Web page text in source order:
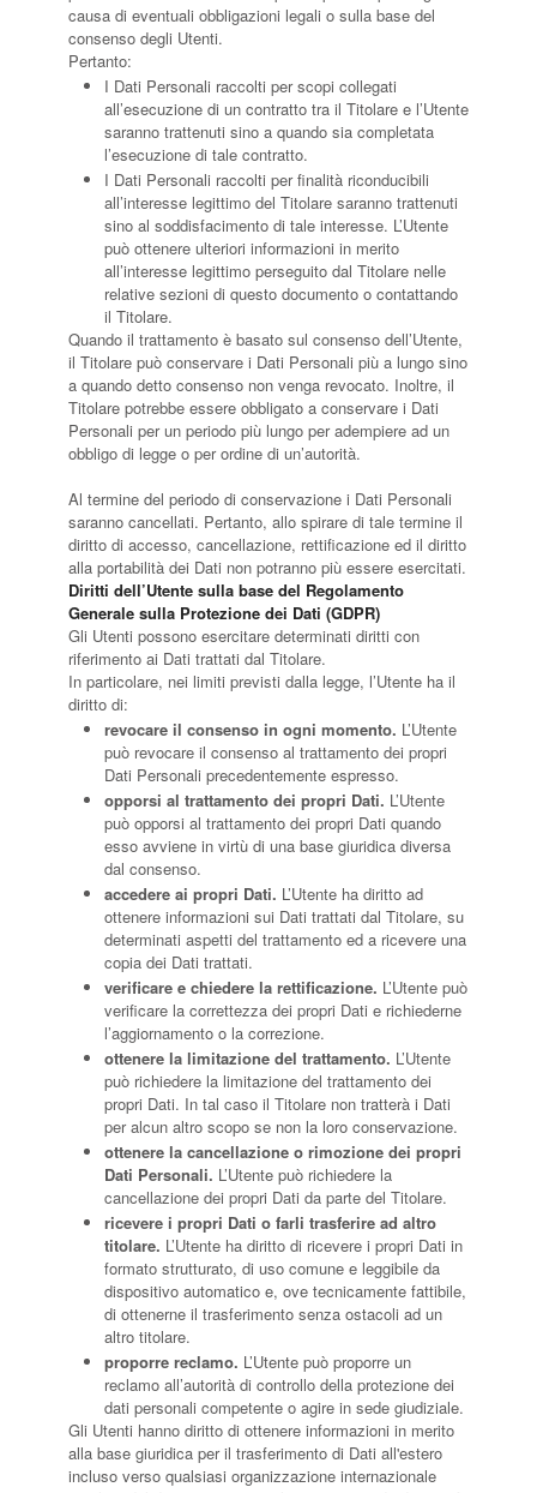
causa di eventuali obbligazioni legali o sulla base del
consenso degli Utenti.
Pertanto:
I Dati Personali raccolti per scopi collegati
all’esecuzione di un contratto tra il Titolare e l’Utente
saranno trattenuti sino a quando sia completata
l’esecuzione di tale contratto.
I Dati Personali raccolti per finalità riconducibili
all’interesse legittimo del Titolare saranno trattenuti
sino al soddisfacimento di tale interesse. L’Utente
può ottenere ulteriori informazioni in merito
all’interesse legittimo perseguito dal Titolare nelle
relative sezioni di questo documento o contattando
il Titolare.
Quando il trattamento è basato sul consenso dell’Utente,
il Titolare può conservare i Dati Personali più a lungo sino
a quando detto consenso non venga revocato. Inoltre, il
Titolare potrebbe essere obbligato a conservare i Dati
Personali per un periodo più lungo per adempiere ad un
obbligo di legge o per ordine di un’autorità.
Al termine del periodo di conservazione i Dati Personali
saranno cancellati. Pertanto, allo spirare di tale termine il
diritto di accesso, cancellazione, rettificazione ed il diritto
alla portabilità dei Dati non potranno più essere esercitati.
Diritti dell’Utente sulla base del Regolamento
Generale sulla Protezione dei Dati (GDPR)
Gli Utenti possono esercitare determinati diritti con
riferimento ai Dati trattati dal Titolare.
In particolare, nei limiti previsti dalla legge, l’Utente ha il
diritto di:
revocare il consenso in ogni momento. L’Utente
può revocare il consenso al trattamento dei propri
Dati Personali precedentemente espresso.
opporsi al trattamento dei propri Dati. L’Utente
può opporsi al trattamento dei propri Dati quando
esso avviene in virtù di una base giuridica diversa
dal consenso.
accedere ai propri Dati. L’Utente ha diritto ad
ottenere informazioni sui Dati trattati dal Titolare, su
determinati aspetti del trattamento ed a ricevere una
copia dei Dati trattati.
verificare e chiedere la rettificazione. L’Utente può
verificare la correttezza dei propri Dati e richiederne
l’aggiornamento o la correzione.
ottenere la limitazione del trattamento. L’Utente
può richiedere la limitazione del trattamento dei
propri Dati. In tal caso il Titolare non tratterà i Dati
per alcun altro scopo se non la loro conservazione.
ottenere la cancellazione o rimozione dei propri
Dati Personali. L’Utente può richiedere la
cancellazione dei propri Dati da parte del Titolare.
ricevere i propri Dati o farli trasferire ad altro
titolare. L’Utente ha diritto di ricevere i propri Dati in
formato strutturato, di uso comune e leggibile da
dispositivo automatico e, ove tecnicamente fattibile,
di ottenerne il trasferimento senza ostacoli ad un
altro titolare.
proporre reclamo. L’Utente può proporre un
reclamo all’autorità di controllo della protezione dei
dati personali competente o agire in sede giudiziale.
Gli Utenti hanno diritto di ottenere informazioni in merito
alla base giuridica per il trasferimento di Dati all'estero
incluso verso qualsiasi organizzazione internazionale